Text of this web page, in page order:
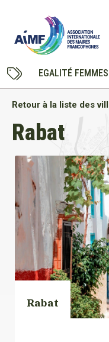
EGALITÉ
Retour à la liste des
Rabat
Rabat